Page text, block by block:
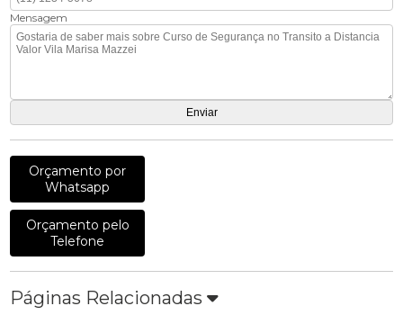
Mensagem
Orçamento por
Whatsapp
Orçamento pelo
Telefone
Páginas Relacionadas